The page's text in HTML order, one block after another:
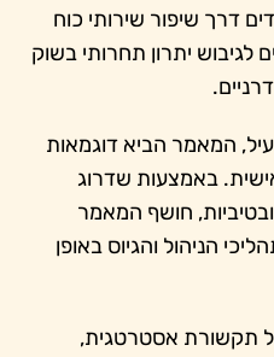
דרך שיפור שירותי כוח
יתרון תחרותי בשוק
המאמר הביא דוגמאות
באמצעות שדרוג
חושף המאמר
הניהול והגיוס באופן
תקשורת אסטרטגית,